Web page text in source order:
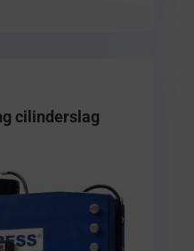
cilinderslag